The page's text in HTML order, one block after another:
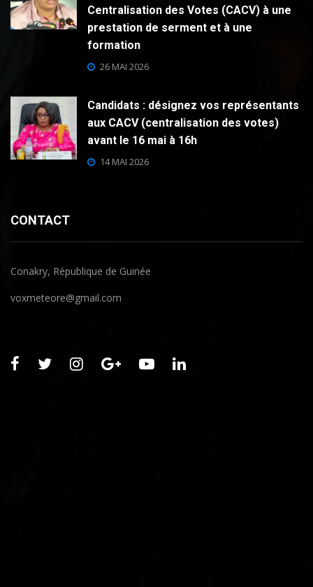
Centralisation des Votes (CACV) à une
prestation de serment et à une
formation
26 MAI 2026
Candidats : désignez vos représentants
aux CACV (centralisation des votes)
avant le 16 mai à 16h
14 MAI 2026
CONTACT
Conakry, République de Guinée
voxmeteore@gmail.com